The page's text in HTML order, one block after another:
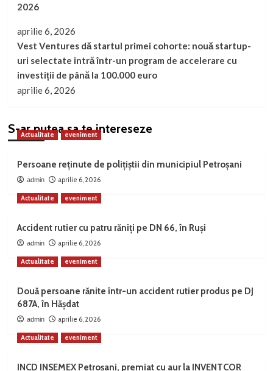
2026
aprilie 6, 2026
Vest Ventures dă startul primei cohorte: nouă startup-
uri selectate intră într-un program de accelerare cu
investiții de până la 100.000 euro
aprilie 6, 2026
S-ar putea sa te intereseze
Actualitate eveniment
Persoane reținute de polițiștii din municipiul Petroșani
admin aprilie 6, 2026
Actualitate eveniment
Accident rutier cu patru răniți pe DN 66, în Ruși
admin aprilie 6, 2026
Actualitate eveniment
Două persoane rănite într-un accident rutier produs pe DJ
687A, în Hășdat
admin aprilie 6, 2026
Actualitate eveniment
INCD INSEMEX Petroșani, premiat cu aur la INVENTCOR